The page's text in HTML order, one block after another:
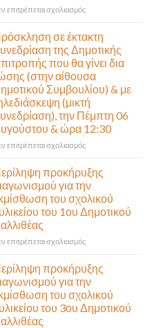
επιτρέπεται σχολιασμόςστο
κυκλοφορία
η
Παλαιά
Παραλιακή
(Λ.
Ποσειδώνος)
τη
Δευτέρα
Αυγούστου-
αναγκαίο
και
σημαντικό
έργο
υποδομής
σε έκτακτη
της Δημοτικής
που θα γίνει δια
(στην αίθουσα
Συμβουλίου) & με
(μικτή
την Πέμπτη 06
& ώρα 12:30
επιτρέπεται σχολιασμόςστο
σε
έκτακτη
συνεδρίαση
της
Δημοτικής
δια
ζώσης
(στην
αίθουσα
προκήρυξης
για την
του σχολικού
του 1ου Δημοτικού
επιτρέπεται σχολιασμόςστο
προκήρυξης
διαγωνισμού
για
την
εκμίσθωση
προκήρυξης
για την
του σχολικού
του 3ου Δημοτικού